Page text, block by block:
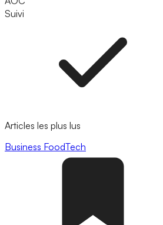
Suivi
Articles les plus lus
Business FoodTech